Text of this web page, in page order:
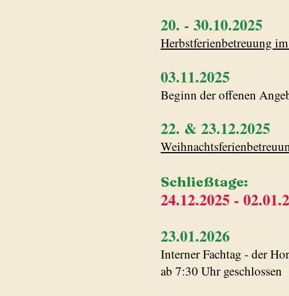
20. - 30.10.2025
Herbstferienbetreuung
03.11.2025
Beginn der offenen
22. & 23.12.2025
Schließtage:
24.12.2025 -
23.01.2026
Interner Fachtag - der
ab 7:30 Uhr geschlossen